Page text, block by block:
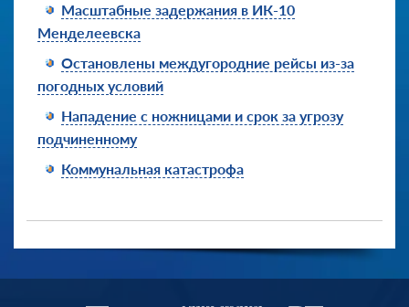
Масштабные задержания в ИК-10
Менделеевска
Остановлены междугородние рейсы из-за
погодных условий
Нападение с ножницами и срок за угрозу
подчиненному
Коммунальная катастрофа